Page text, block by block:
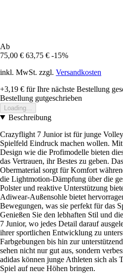
Ab
75,00 € 63,75 € -15%
inkl. MwSt. zzgl. Versandkosten
+3,19 € für Ihre nächste Bestellung
Bestellung gutgeschrieben
Loading...
Beschreibung
Crazyflight 7 Junior ist für junge
Spielfeld Eindruck machen wollen.
Design wie die Profimodelle bieten
das Vertrauen, ihr Bestes zu geben.
Obermaterial sorgt für Komfort
die Lightmotion-Dämpfung über die
Polster und reaktive Unterstützung
Adiwear-Außensohle bietet
Bewegungen, was sie perfekt für das
Genießen Sie den lebhaften Stil und
7 Junior, wo jedes Detail darauf
ihrer sportlichen Entwicklung zu
Farbgebungen bis hin zur
sehen nicht nur gut aus, sondern
adidas können junge Athleten sich als
Spiel auf neue Höhen bringen.